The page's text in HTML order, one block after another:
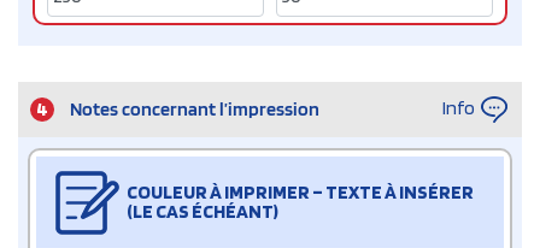
4 Notes concernant l’impression Info
COULEUR À IMPRIMER – TEXTE À INSÉRER
(LE CAS ÉCHÉANT)